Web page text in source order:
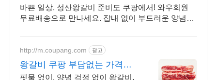
바쁜 일상, 성산왕갈비 준비도 쿠팡에서! 와우회원
무료배송으로 만나세요. 잡내 없이 부드러운 양념육,
http://m.coupang.com 광고
왕갈비 쿠팡 부담없는 가격에
푸짐하게
핏물 없이, 양념 걱정 없이 왕갈비,